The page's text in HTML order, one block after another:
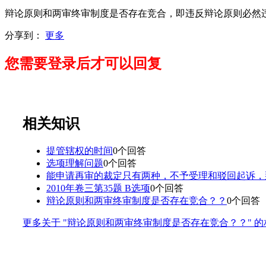
辩论原则和两审终审制度是否存在竞合，即违反辩论原则必然
分享到： 更多
您需要登录后才可以回复
相关知识
提管辖权的时间0个回答
选项理解问题0个回答
能申请再审的裁定只有两种，不予受理和驳回起诉
2010年卷三第35题 B选项0个回答
辩论原则和两审终审制度是否存在竞合？？ 0个回答
更多关于 "辩论原则和两审终审制度是否存在竞合？？" 的